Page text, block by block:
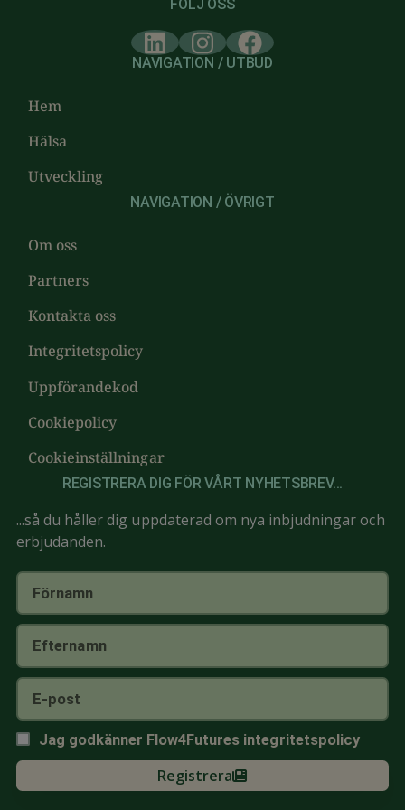
FÖLJ OSS
NAVIGATION / UTBUD
Hem
Hälsa
Utveckling
NAVIGATION / ÖVRIGT
Om oss
Partners
Kontakta oss
Integritetspolicy
Uppförandekod
Cookiepolicy
Cookieinställningar
REGISTRERA DIG FÖR VÅRT NYHETSBREV...
...så du håller dig uppdaterad om nya inbjudningar och
erbjudanden.
Jag godkänner Flow4Futures integritetspolicy
Registrera